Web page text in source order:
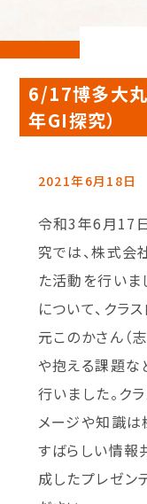
6/17博多大丸
年GI探究）
2021年6月18日
令和3年6月17
究では、株式
た活動を行いま
について、クラ
元このかさん（
や抱える課題な
行いました。ク
メージや知識は
すばらしい情報
成したプレゼン